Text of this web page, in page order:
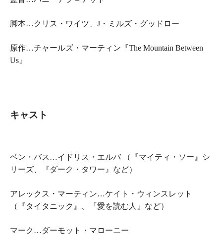
脚本…クリス・ワイツ、J・ミルズ・グッドロー
原作…チャールズ・マーティン『The Mountain Between
Us』
キャスト
ベン・バス…イドリス・エルバ （『マイティ・ソー』シ
リーズ、『ダーク・タワー』など）
アレックス・マーティン…ケイト・ウィンスレット
（『タイタニック』、『愛を読む人』など）
マーク…ダーモット・マローニー